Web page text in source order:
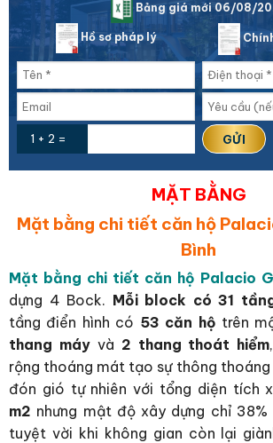
Bảng giá mới 06/08/
Hồ sơ pháp lý
1 + 2 =
MẶT BẰNG
Mặt bằng chi tiết căn hộ
Bình
Mặt bằng chi tiết căn hộ Palacio
dựng 4 Bock. Mỗi block có 31
tầng điển hình có 53 căn hộ trên
thang máyvà 2 thang thoát hiểm
rộng thoáng mát tạo sự thông thoáng
đón gió tự nhiên với tổng diện tích
m2 nhưng mật độ xây dựng chỉ
tuyệt vời khi không gian còn lại